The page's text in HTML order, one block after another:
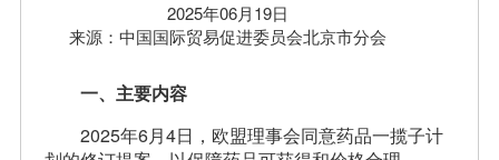
2025年06月19日
来源：中国国际贸易促进委员会北京市分会
一、主要内容
2025年6月4日，欧盟理事会同意药品一揽子计